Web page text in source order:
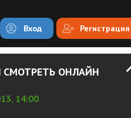
Вход Регистрация
СМОТРЕТЬ ОНЛАЙН
14:00